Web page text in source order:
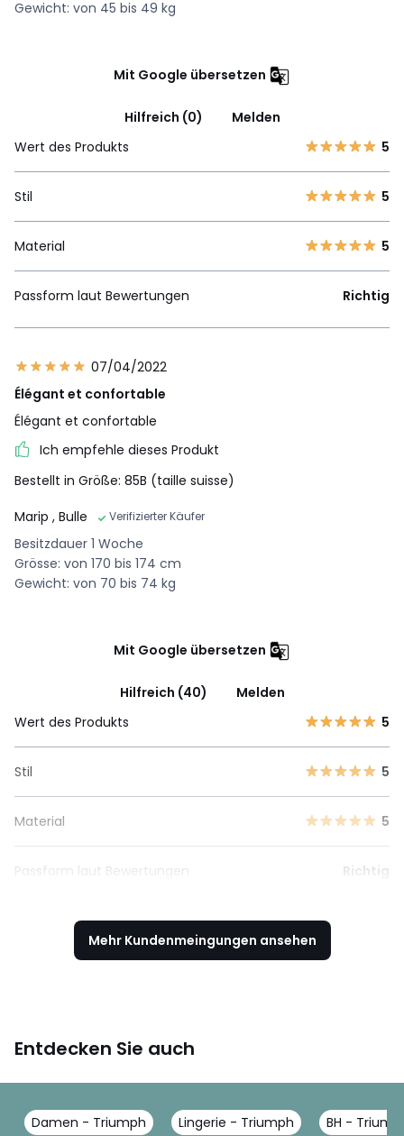
Gewicht: von 45 bis 49 kg
Mit Google übersetzen
Hilfreich (0)
Melden
Wert des Produkts
5
Stil 5
Material 5
Passform laut Bewertungen Richtig
07/04/2022
Élégant et confortable
Élégant et confortable
Ich empfehle dieses Produkt
Bestellt in Größe: 85B (taille suisse)
Marip , Bulle Verifizierter Käufer
Besitzdauer 1 Woche
Grösse: von 170 bis 174 cm
Gewicht: von 70 bis 74 kg
Mit Google übersetzen
Hilfreich (40)
Melden
Wert des Produkts
5
Stil 5
Material 5
Passform laut Bewertungen Richtig
Mehr Kundenmeingungen ansehen
Entdecken Sie auch
Damen - Triumph Lingerie - Triumph BH -